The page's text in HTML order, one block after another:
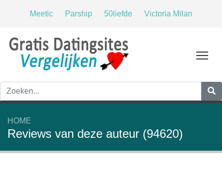
Meetic Parship 50liefde Victoria Milan
HOME
Reviews van deze auteur (94620)